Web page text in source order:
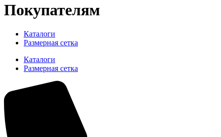
Покупателям
Каталоги
Размерная сетка
Каталоги
Размерная сетка